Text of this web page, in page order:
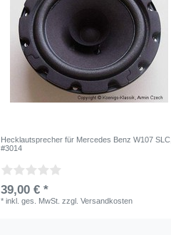
Hecklautsprecher für Mercedes Benz W107 SLC,
#3014
39,00 € *
*inkl. ges. MwSt. zzgl.Versandkosten